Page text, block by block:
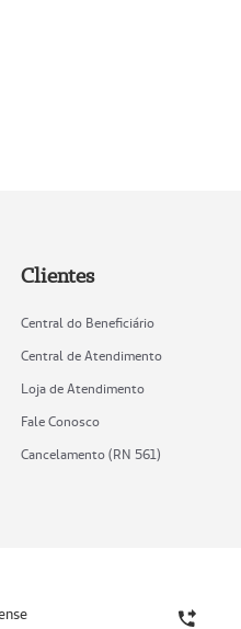
Clientes
Central do Beneficiário
Central de Atendimento
Loja de Atendimento
Fale Conosco
Cancelamento (RN 561)